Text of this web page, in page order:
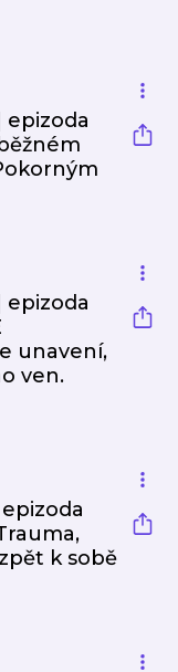
epizoda
epizoda
unavení,
ven.
k sobě